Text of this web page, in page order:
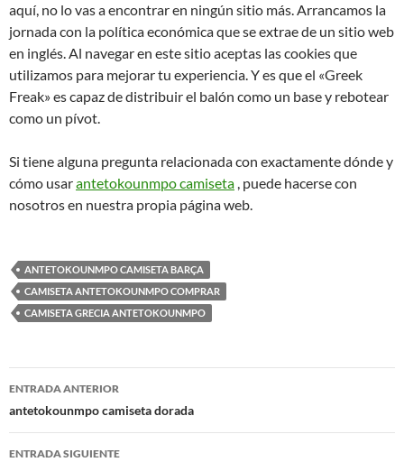
aquí, no lo vas a encontrar en ningún sitio más. Arrancamos la
jornada con la política económica que se extrae de un sitio web
en inglés. Al navegar en este sitio aceptas las cookies que
utilizamos para mejorar tu experiencia. Y es que el «Greek
Freak» es capaz de distribuir el balón como un base y rebotear
como un pívot.
Si tiene alguna pregunta relacionada con exactamente dónde y
cómo usarantetokounmpo camiseta , puede hacerse con
nosotros en nuestra propia página web.
ANTETOKOUNMPO CAMISETA BARÇA
CAMISETA ANTETOKOUNMPO COMPRAR
CAMISETA GRECIA ANTETOKOUNMPO
Navegación
de
entradas
ENTRADA ANTERIOR
antetokounmpo camiseta dorada
ENTRADA SIGUIENTE